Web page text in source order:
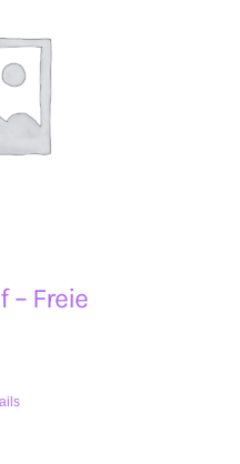
– Freie